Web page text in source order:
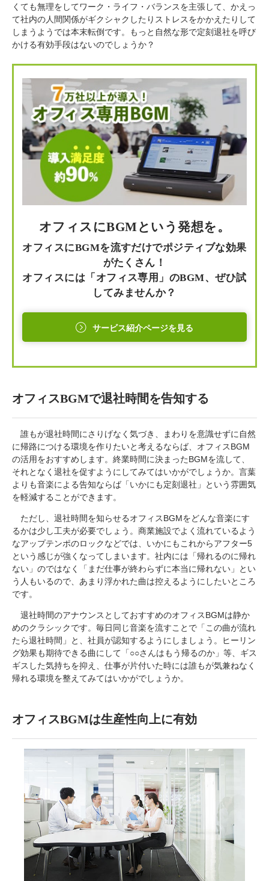
くても無理をしてワーク・ライフ・バランスを主張して、かえっ
て社内の人間関係がギクシャクしたりストレスをかかえたりして
しまうようでは本末転倒です。もっと自然な形で定刻退社を呼び
かける有効手段はないのでしょうか？
オフィスにBGMという発想を。
オフィスにBGMを流すだけでポジティブな効果
がたくさん！
オフィスには「オフィス専用」のBGM、ぜひ試
してみませんか？
サービス紹介ページを見る
オフィスBGMで退社時間を告知する
誰もが退社時間にさりげなく気づき、まわりを意識せずに自然
に帰路につける環境を作りたいと考えるならば、オフィスBGM
の活用をおすすめします。終業時間に決まったBGMを流して、
それとなく退社を促すようにしてみてはいかがでしょうか。言葉
よりも音楽による告知ならば「いかにも定刻退社」という雰囲気
を軽減することができます。
ただし、退社時間を知らせるオフィスBGMをどんな音楽にす
るかは少し工夫が必要でしょう。商業施設でよく流れているよう
なアップテンポのロックなどでは、いかにもこれからアフター5
という感じが強くなってしまいます。社内には「帰れるのに帰れ
ない」のではなく「まだ仕事が終わらずに本当に帰れない」とい
う人もいるので、あまり浮かれた曲は控えるようにしたいところ
です。
退社時間のアナウンスとしておすすめのオフィスBGMは静か
めのクラシックです。毎日同じ音楽を流すことで「この曲が流れ
たら退社時間」と、社員が認知するようにしましょう。ヒーリン
グ効果も期待できる曲にして「○○さんはもう帰るのか」等、ギス
ギスした気持ちを抑え、仕事が片付いた時には誰もが気兼ねなく
帰れる環境を整えてみてはいかがでしょうか。
オフィスBGMは生産性向上に有効